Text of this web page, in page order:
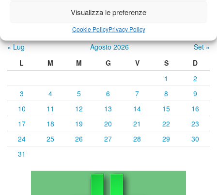
Visualizza le preferenze
Cookie PolicyPrivacy Policy
Calendario eventi
« Lug Agosto 2026
Set »
L
M M G V S
D
1
2
3
4 5 6 7 8
9
10
11 12 13 14 15
16
17
18 19 20 21 22
23
24
25 26 27 28 29
30
31